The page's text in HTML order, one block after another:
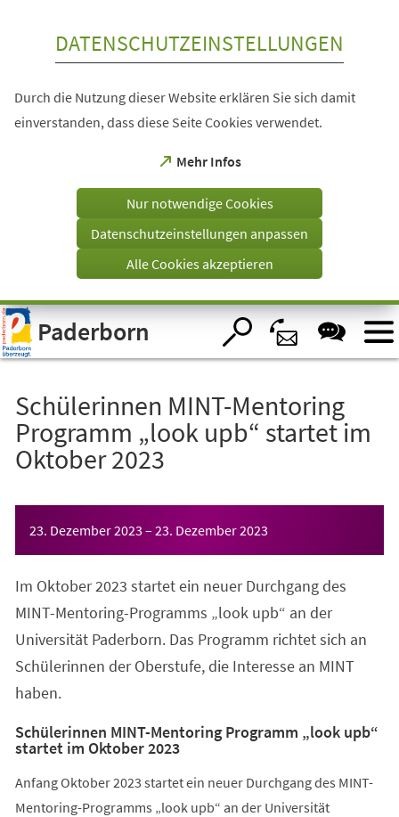
Visuelle
Assistenzsoftware
öffnen.
DATENSCHUTZEINSTELLUNGEN
Durch die Nutzung dieser Website erklären Sie sich damit
einverstanden, dass diese Seite Cookies verwendet.
Mehr Infos
(Öffnet
einem
Tab)
Nur notwendige Cookies
Datenschutzeinstellungen anpassen
Alle Cookies akzeptieren
Paderborn
Schülerinnen MINT-Mentoring
Programm „look upb“ startet im
Oktober 2023
23. Dezember 2023 – 23. Dezember 2023
Im Oktober 2023 startet ein neuer Durchgang des
MINT-Mentoring-Programms „look upb“ an der
Universität Paderborn. Das Programm richtet sich an
Schülerinnen der Oberstufe, die Interesse an MINT
haben.
Schülerinnen MINT-Mentoring Programm „look upb“
startet im Oktober 2023
Anfang Oktober 2023 startet ein neuer Durchgang des MINT-
Mentoring-Programms „look upb“ an der Universität